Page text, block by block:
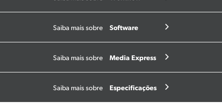
Saiba mais sobre Software
Saiba mais sobre Media Express
Saiba mais sobre Especificações